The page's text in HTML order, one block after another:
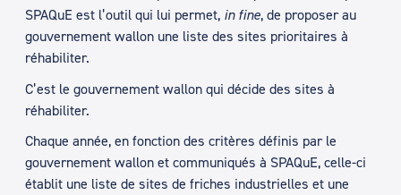
SPAQuE est l’outil qui lui permet, in fine, de proposer au
gouvernement wallon une liste des sites prioritaires à
réhabiliter.
C’est le gouvernement wallon qui décide des sites à
réhabiliter.
Chaque année, en fonction des critères définis par le
gouvernement wallon et communiqués à SPAQuE, celle-ci
établit une liste de sites de friches industrielles et une